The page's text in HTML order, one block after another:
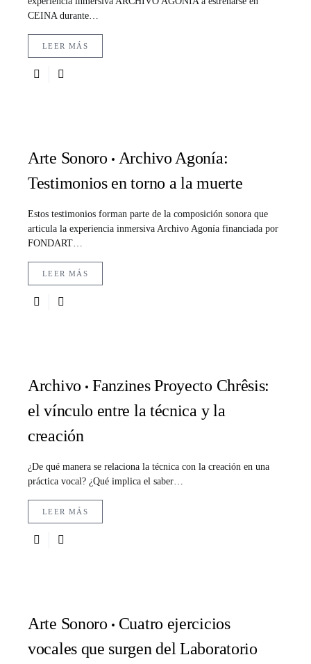
CEINA durante…
LEER MÁS
Arte Sonoro
Archivo Agonía:
Testimonios en torno a la muerte
Estos testimonios forman parte de la composición sonora que
articula la experiencia inmersiva Archivo Agonía financiada por
FONDART…
LEER MÁS
Archivo
Fanzines Proyecto Chrêsis:
el vínculo entre la técnica y la
creación
¿De qué manera se relaciona la técnica con la creación en una
práctica vocal? ¿Qué implica el saber…
LEER MÁS
Arte Sonoro
Cuatro ejercicios
vocales que surgen del Laboratorio